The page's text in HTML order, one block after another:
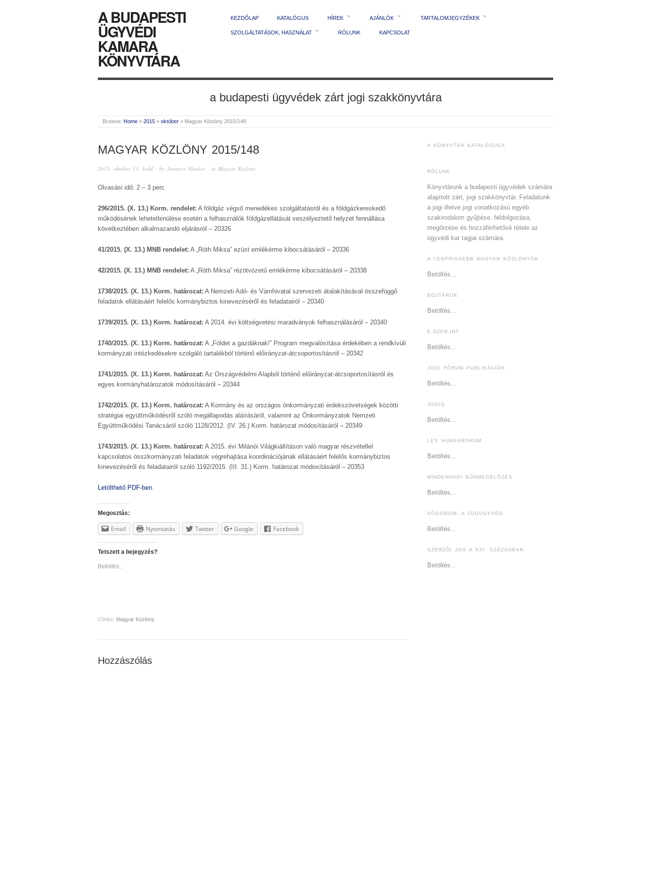
A BUDAPESTI
ÜGYVÉDI
KAMARA
KÖNYVTÁRA
KEZDŐLAP KATALÓGUS HÍREK AJÁNLÓK TARTALOMJEGYZÉKEK
SZOLGÁLTATÁSOK, HASZNÁLAT RÓLUNK KAPCSOLAT
a budapesti ügyvédek zárt jogi szakkönyvtára
Browse: Home » 2015 » október » Magyar Közlöny 2015/148
MAGYAR KÖZLÖNY 2015/148
2015. október 13. kedd · by Aranyos Nándor· in Magyar Közlöny
Olvasási idő: 2 – 3 perc
296/2015. (X. 13.) Korm. rendelet: A földgáz végső menedékes szolgáltatásról és a földgázkereskedő
működésének lehetetlenülése esetén a felhasználók földgázellátását veszélyeztető helyzet fennállása
következtében alkalmazandó eljárásról – 20326
41/2015. (X. 13.) MNB rendelet: A „Róth Miksa” ezüst emlékérme kibocsátásáról – 20336
42/2015. (X. 13.) MNB rendelet: A „Róth Miksa” rézötvözetű emlékérme kibocsátásáról – 20338
1738/2015. (X. 13.) Korm. határozat: A Nemzeti Adó- és Vámhivatal szervezeti átalakításával összefüggő
feladatok ellátásáért felelős kormánybiztos kinevezéséről és feladatairól – 20340
1739/2015. (X. 13.) Korm. határozat: A 2014. évi költségvetési maradványok felhasználásáról – 20340
1740/2015. (X. 13.) Korm. határozat: A „Földet a gazdáknak!” Program megvalósítása érdekében a rendkívüli
kormányzati intézkedésekre szolgáló tartalékból történő előirányzat-átcsoportosításról – 20342
1741/2015. (X. 13.) Korm. határozat: Az Országvédelmi Alapból történő előirányzat-átcsoportosításról és
egyes kormányhatározatok módosításáról – 20344
1742/2015. (X. 13.) Korm. határozat: A Kormány és az országos önkormányzati érdekszövetségek közötti
stratégiai együttműködésről szóló megállapodás aláírásáról, valamint az Önkormányzatok Nemzeti
Együttműködési Tanácsáról szóló 1128/2012. (IV. 26.) Korm. határozat módosításáról – 20349
1743/2015. (X. 13.) Korm. határozat: A 2015. évi Milánói Világkiállításon való magyar részvétellel
kapcsolatos összkormányzati feladatok végrehajtása koordinációjának ellátásáért felelős kormánybiztos
kinevezéséről és feladatairól szóló 1192/2015. (III. 31.) Korm. határozat módosításáról – 20353
Letölthető PDF-ben
Megosztás:
Email Nyomtatás Twitter Google Facebook
Tetszett a bejegyzés?
Betöltés...
Címke: Magyar Közlöny
Hozzászólás
A KÖNYVTÁR KATALÓGUSA
RÓLUNK
Könyvtárunk a budapesti ügyvédek számára
alapított zárt, jogi szakkönyvtár. Feladatunk
a jogi illetve jogi vonatkozású egyéb
szakirodalom gyűjtése, feldolgozása,
megőrzése és hozzáférhetővé tétele az
ügyvédi kar tagjai számára.
A LEGFRISSEBB MAGYAR KÖZLÖNYÖK
Betöltés...
BOJTÁROK
Betöltés...
E.SZER.INT
Betöltés...
JOGI FÓRUM PUBLIKÁCIÓK
Betöltés...
JOGIQ
Betöltés...
LEX HUNGARORUM
Betöltés...
MINDENNAPI BŰNMEGELŐZÉS
Betöltés...
SÓGOROM, A ZUGÜGYVÉD
Betöltés...
SZERZŐI JOG A XXI. SZÁZADBAN
Betöltés...